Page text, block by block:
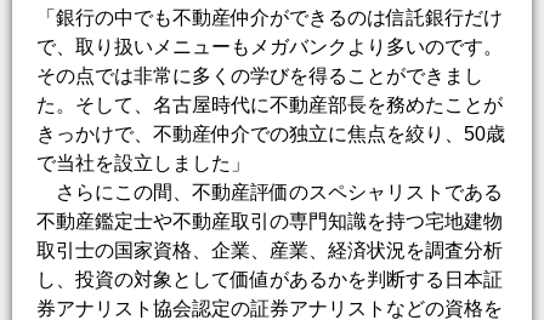
「銀行の中でも不動産仲介ができるのは信託銀行だけ
で、取り扱いメニューもメガバンクより多いのです。
その点では非常に多くの学びを得ることができまし
た。そして、名古屋時代に不動産部長を務めたことが
きっかけで、不動産仲介での独立に焦点を絞り、50歳
で当社を設立しました」
さらにこの間、不動産評価のスペシャリストである
不動産鑑定士や不動産取引の専門知識を持つ宅地建物
取引士の国家資格、企業、産業、経済状況を調査分析
し、投資の対象として価値があるかを判断する日本証
券アナリスト協会認定の証券アナリストなどの資格を